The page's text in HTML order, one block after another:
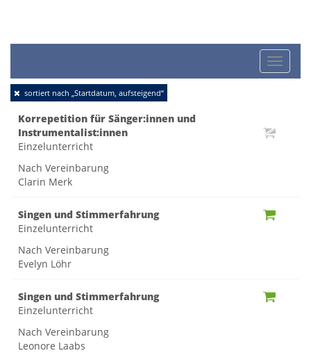
Toggle
sortiert nach „Startdatum, aufsteigend“
Korrepetition für Sänger:innen und
Instrumentalist:innen
Einzelunterricht
Nach Vereinbarung
Clarin Merk
Singen und Stimmerfahrung
Einzelunterricht
Nach Vereinbarung
Evelyn Löhr
Singen und Stimmerfahrung
Einzelunterricht
Nach Vereinbarung
Leonore Laabs